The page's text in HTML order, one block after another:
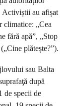
Activiștii au afișat
climatice: „Cea
fără apă”, „Stop
plătește?”).
sau Balta
după
de specii de